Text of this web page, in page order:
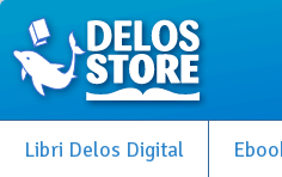
Libri Delos Digital